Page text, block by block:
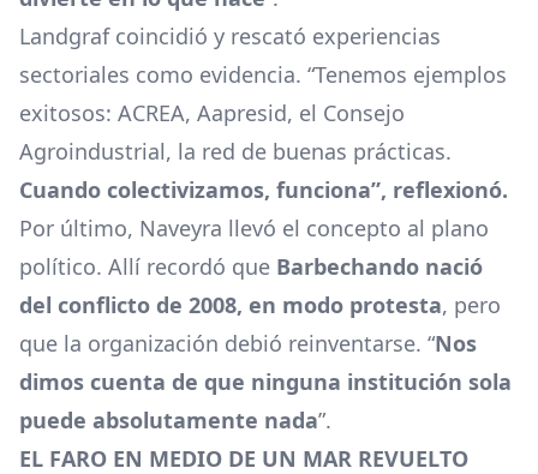
Landgraf coincidió y rescató experiencias
sectoriales como evidencia. “Tenemos ejemplos
exitosos: ACREA, Aapresid, el Consejo
Agroindustrial, la red de buenas prácticas.
Cuando colectivizamos, funciona”, reflexionó.
Por último, Naveyra llevó el concepto al plano
político. Allí recordó que Barbechando nació
del conflicto de 2008, en modo protesta, pero
que la organización debió reinventarse. “Nos
dimos cuenta de que ninguna institución sola
puede absolutamente nada”.
EL FARO EN MEDIO DE UN MAR REVUELTO